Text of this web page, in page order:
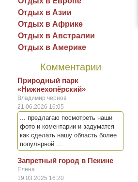
Отдых в Азии
Отдых в Африке
Отдых в Австралии
Отдых в Америке
Комментарии
Природный парк
«Нижнехопёрский»
Владимир чернов
21.06.2026 16:05
... предлагаю посмотреть наши
фото и коментарии и задуматся
как сделать нашу область более
популярной ...
Запретный город в Пекине
Елена
19.03.2025 16:20